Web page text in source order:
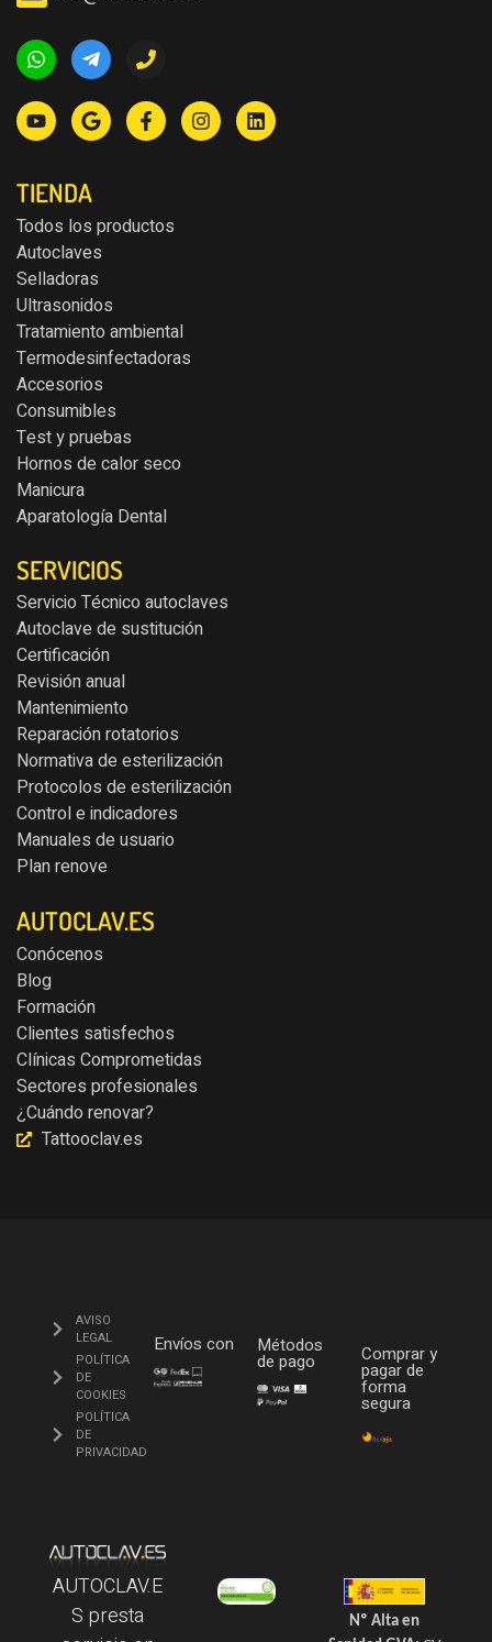
TIENDA
Todos los productos
Autoclaves
Selladoras
Ultrasonidos
Tratamiento ambiental
Termodesinfectadoras
Accesorios
Consumibles
Test y pruebas
Hornos de calor seco
Manicura
Aparatología Dental
SERVICIOS
Servicio Técnico autoclaves
Autoclave de sustitución
Certificación
Revisión anual
Mantenimiento
Reparación rotatorios
Normativa de esterilización
Protocolos de esterilización
Control e indicadores
Manuales de usuario
Plan renove
AUTOCLAV.ES
Conócenos
Blog
Formación
Clientes satisfechos
Clínicas Comprometidas
Sectores profesionales
¿Cuándo renovar?
Tattooclav.es
AVISO
LEGAL
POLÍTICA
DE
COOKIES
POLÍTICA
DE
PRIVACIDAD
Envíos con Métodos
de pago Comprar y
pagar de
forma
segura
AUTOCLAV.E
S presta
Nº Alta en